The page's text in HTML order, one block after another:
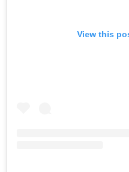
View this